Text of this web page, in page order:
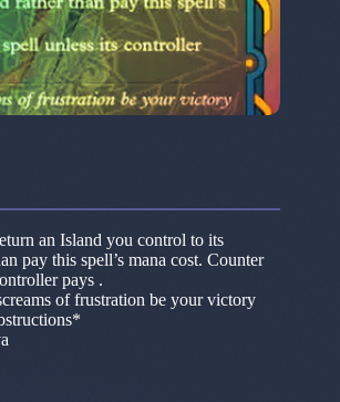
an Island you control to its
pay this spell’s mana cost. Counter
pays .
of frustration be your victory